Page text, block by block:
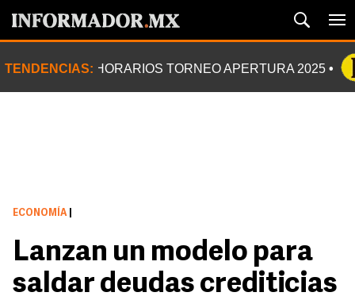
TENDENCIAS: HORARIOS TORNEO APERTURA 2025
ECONOMÍA
Lanzan un modelo para
saldar deudas crediticias